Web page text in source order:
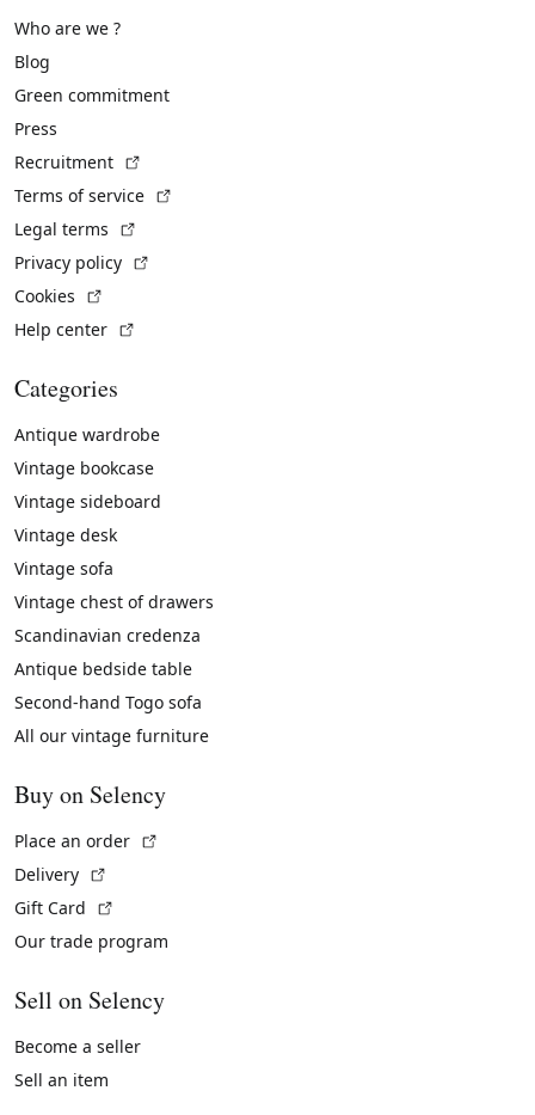
Who are we ?
Blog
Green commitment
Press
Recruitment
Terms of service
Legal terms
Privacy policy
Cookies
Help center
Categories
Antique wardrobe
Vintage bookcase
Vintage sideboard
Vintage desk
Vintage sofa
Vintage chest of drawers
Scandinavian credenza
Antique bedside table
Second-hand Togo sofa
All our vintage furniture
Buy on Selency
Place an order
Delivery
Gift Card
Our trade program
Sell on Selency
Become a seller
Sell an item